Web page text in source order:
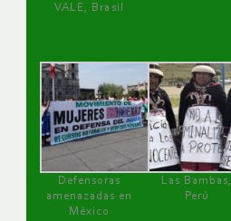
VALE, Brasil
Defensoras
amenazadas en
México
Las Bambas,
Perú